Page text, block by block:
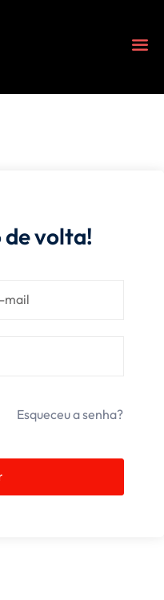
volta!
Esqueceu a senha?